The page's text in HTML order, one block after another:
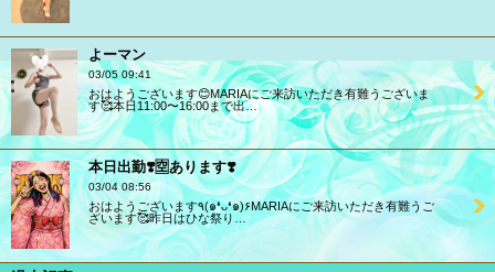
よーマン
03/05 09:41
おはようございます😊MARIAにご来訪いただき有難うございま
す🥰本日11:00〜16:00まで出…
本日出勤❣️🈳あります❣️
03/04 08:56
おはようございます٩(๑❛ᴗ❛๑)۶MARIAにご来訪いただき有難うご
ざいます🥰昨日はひな祭り…